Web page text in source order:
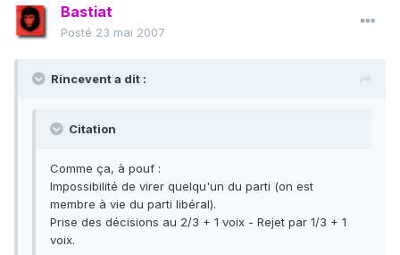
Bastiat
Posté 23 mai 2007
Rincevent a dit :
Citation
Comme ça, à pouf :
Impossibilité de virer quelqu'un du parti (on est
membre à vie du parti libéral).
Prise des décisions au 2/3 + 1 voix - Rejet par 1/3 + 1
voix.